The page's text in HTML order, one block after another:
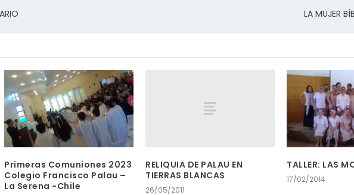
LA MUJER
Primeras Comuniones 2023
Colegio Francisco Palau –
La Serena -Chile
RELIQUIA DE PALAU EN
TIERRAS BLANCAS
26/05/2011
TALLER: LAS
17/02/2014